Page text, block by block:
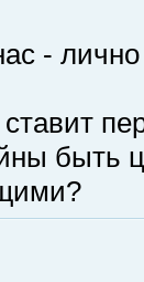
-
быть